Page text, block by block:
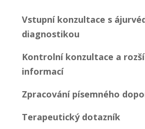
Vstupní konzultace s
diagnostikou
Kontrolní konzultace a
informací
Zpracování písemného
Terapeutický dotazník